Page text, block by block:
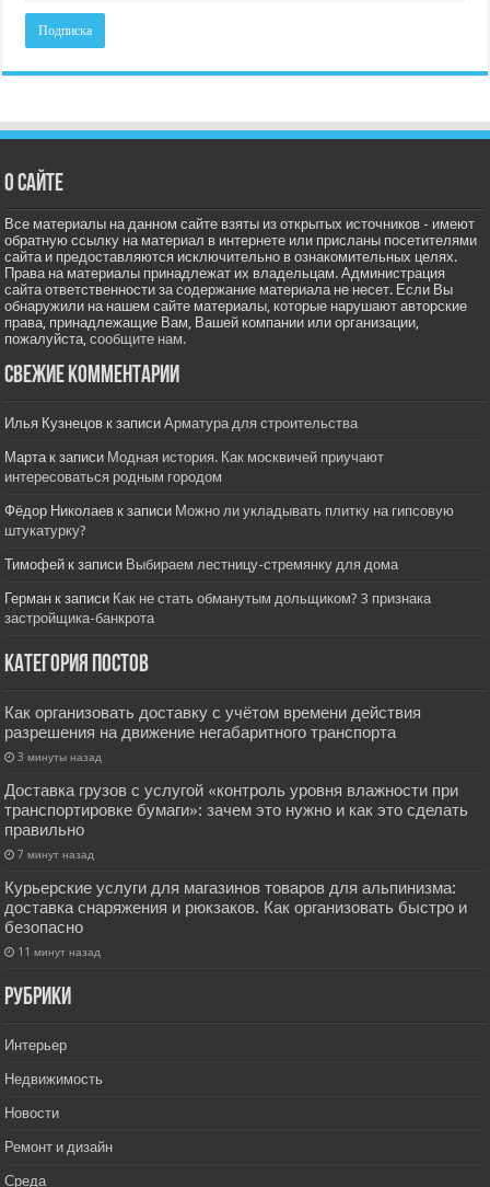
О сайте
Все материалы на данном сайте взяты из открытых источников - имеют
обратную ссылку на материал в интернете или присланы посетителями
сайта и предоставляются исключительно в ознакомительных целях.
Права на материалы принадлежат их владельцам. Администрация
сайта ответственности за содержание материала не несет. Если Вы
обнаружили на нашем сайте материалы, которые нарушают авторские
права, принадлежащие Вам, Вашей компании или организации,
пожалуйста,сообщите нам.
Свежие комментарии
Илья Кузнецов к записиАрматура для строительства
Мартак записи Модная история. Как москвичей приучают
интересоваться родным городом
Фёдор Николаев к записи Можно ли укладывать плитку на гипсовую
штукатурку?
Тимофей к записи Выбираем лестницу-стремянку для дома
Герман к записи Как не стать обманутым дольщиком? 3 признака
застройщика-банкрота
Категория постов
Как организовать доставку с учётом времени действия
разрешения на движение негабаритного транспорта
3 минуты назад
Доставка грузов с услугой «контроль уровня влажности при
транспортировке бумаги»: зачем это нужно и как это сделать
правильно
7 минут назад
Курьерские услуги для магазинов товаров для альпинизма:
доставка снаряжения и рюкзаков. Как организовать быстро и
безопасно
11 минут назад
РУбрики
Интерьер
Недвижимость
Новости
Ремонт и дизайн
Среда